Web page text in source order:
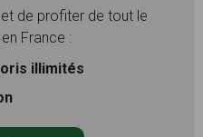
de profiter de tout le
France :
illimités